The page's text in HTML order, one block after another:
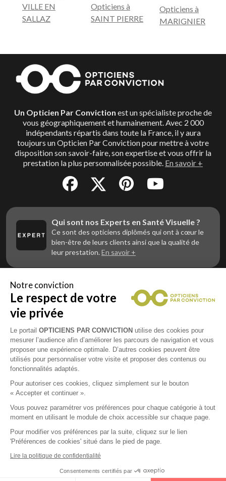
VILLE EN
SALLAZ
Opticiens à
SAINT PIERRE
Opticiens à
MARIGNIER
Un Opticien Par Conviction est un spécialiste proche de
vous géographiquement et humainement. Avec 2 000
indépendants répartis dans toute la France, il y aura
toujours un Opticien Par Conviction pour mettre à votre
disposition son savoir-faire, son expertise et vous offrir la
prestation la plus personnalisée possible. En savoir +
Qui sont nos Experts en Santé Visuelle ?
Ce sont des opticiens diplômés qui ont à cœur le
bien-être de leurs clients ainsi que la qualité de
leur prestation. En savoir +
Vous êtes un professionnel de la vue et
vous souhaitez nous rejoindre ?
Contactez Alliance Optic, la centrale d’achats et
d’accompagnement des opticiens indépendants
Contacts
2026 © Opticiens Par Conviction. Tous droits
Notre conviction
Le respect de votre
vie privée
Le portail OPTICIENS PAR CONVICTION utilise des cookies pour
mesurer l’audience afin d’améliorer les parcours de navigation et vous
proposer une expérience optimale. D’autres cookies peuvent être
utilisés pour personnaliser votre visite et proposer des contenus ou
fonctionnalités adaptés.
Pour autoriser ces cookies, cliquez simplement sur le bouton
« Accepter et continuer ».
Vous pouvez paramétrer vos préférences pour chaque catégorie à tout
moment en utilisant le module de choix accessible sur chaque page.
Pour modifier vos préférences par la suite, cliquez sur le lien
'Préférences de cookies' situé dans le pied de page.
Lire la politique de confidentialité
Consentements certifiés par